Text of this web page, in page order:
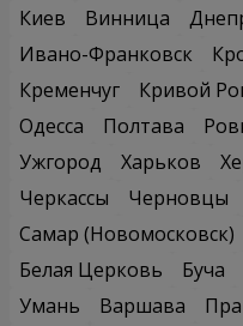
Киев
Винница
Ивано-Франковск
Кременчуг
Кривой
Одесса
Полтава
Ужгород
Харьков
Черкассы
Черновцы
Самар (Новомосковск)
Белая Церковь
Буча
Умань
Варшава